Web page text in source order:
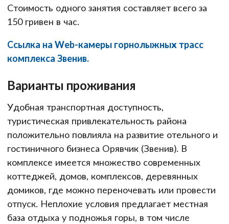
Стоимость одного занятия составляет всего за
150 гривен в час.
Ссылка на Web-камеры горнолыжных трасс
комплекса Звенив.
Варианты проживания
Удобная транспортная доступность,
туристическая привлекательность района
положительно повлияла на развитие отельного и
гостиничного бизнеса Орявчик (Звенив). В
комплексе имеется множество современных
коттеджей, домов, комплексов, деревянных
домиков, где можно переночевать или провести
отпуск. Неплохие условия предлагает местная
база отдыха у подножья горы, в том числе